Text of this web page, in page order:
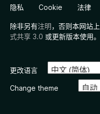
隐私 Cookie 法律
除非另有注明，否则本网站
式共享 3.0 或更新版本使用。
更改语言
Change theme